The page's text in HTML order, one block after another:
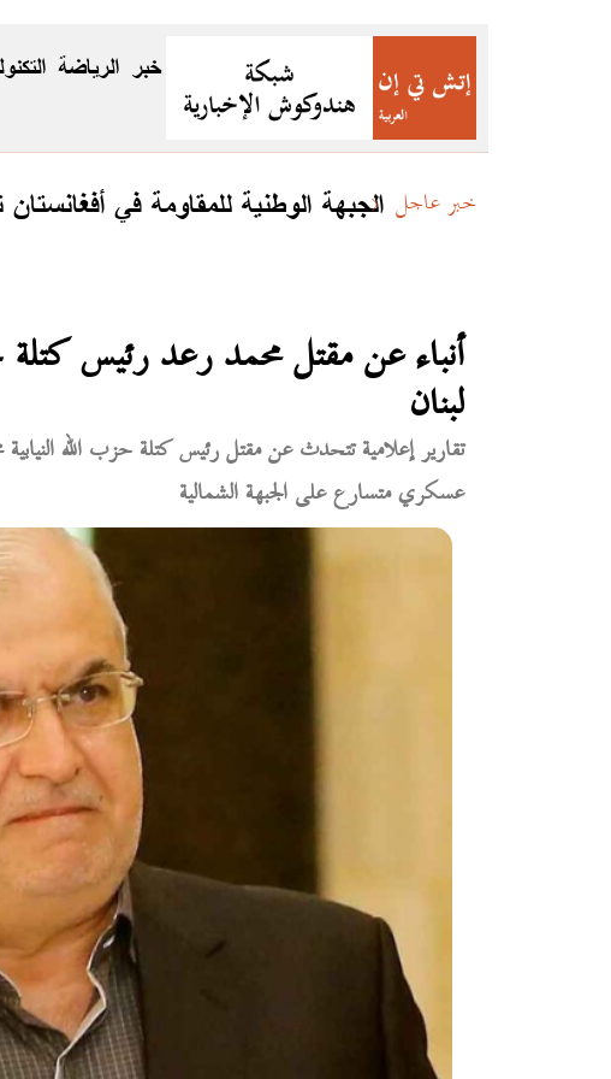
الرياضة خبر
الجبهة الوطنية للمقاومة في خبر عاجل
أنباء عن مقتل محمد رعد رئيس
لبنان
تقارير إعلامية تتحدث عن مقتل رئيس كتلة حزب الله
عسكري متسارع على الجبهة الشمالية